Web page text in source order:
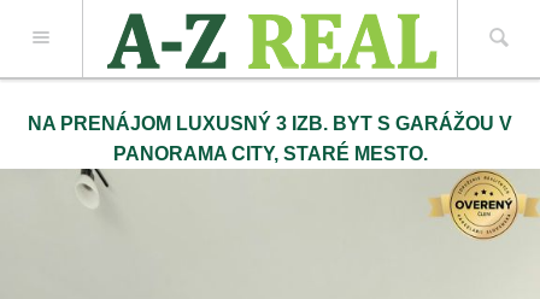
Z REAL spol. s r.o.
NA PRENÁJOM LUXUSNÝ 3 IZB. BYT S GARÁŽOU V
PANORAMA CITY, STARÉ MESTO.